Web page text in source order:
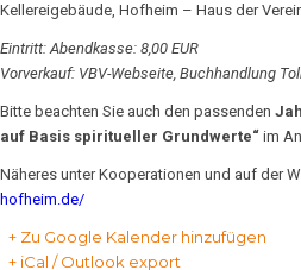
Kellereigebäude, Hofheim – Haus der
Eintritt: Abendkasse: 8,00 EUR
Vorverkauf: VBV-Webseite, Buchhandlung
Bitte beachten Sie auch den passenden
auf Basis spiritueller Grundwerte“ im
Näheres unter Kooperationen und auf der
hofheim.de/
+ Zu Google Kalender hinzufügen
+ iCal / Outlook export